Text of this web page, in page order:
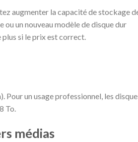
augmenter la capacité de stockage
un nouveau modèle de disque dur
si le prix est correct.
un usage professionnel, les
To.
médias